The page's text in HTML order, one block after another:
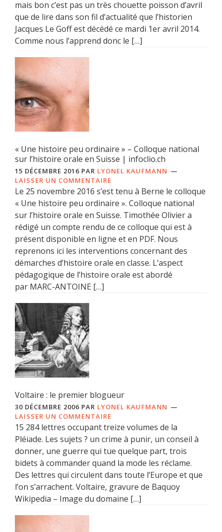
mais bon c’est pas un très chouette poisson d’avril
que de lire dans son fil d’actualité que l’historien
Jacques Le Goff est décédé ce mardi 1er avril 2014.
Comme nous l’apprend donc le […]
« Une histoire peu ordinaire » – Colloque national
sur l’histoire orale en Suisse | infoclio.ch
15 DÉCEMBRE 2016 PAR LYONEL KAUFMANN
LAISSER UN COMMENTAIRE
Le 25 novembre 2016 s’est tenu à Berne le colloque
« Une histoire peu ordinaire ». Colloque national
sur l’histoire orale en Suisse. Timothée Olivier a
rédigé un compte rendu de ce colloque qui est à
présent disponible en ligne et en PDF. Nous
reprenons ici les interventions concernant des
démarches d’histoire orale en classe. L’aspect
pédagogique de l’histoire orale est abordé
par MARC-ANTOINE […]
Voltaire : le premier blogueur
30 DÉCEMBRE 2006 PAR LYONEL KAUFMANN
LAISSER UN COMMENTAIRE
15 284 lettres occupant treize volumes de la
Pléiade. Les sujets ? un crime à punir, un conseil à
donner, une guerre qui tue quelque part, trois
bidets à commander quand la mode les réclame.
Des lettres qui circulent dans toute l’Europe et que
l’on s’arrachent. Voltaire, gravure de Baquoy
Wikipedia – Image du domaine […]